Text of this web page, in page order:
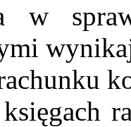
w